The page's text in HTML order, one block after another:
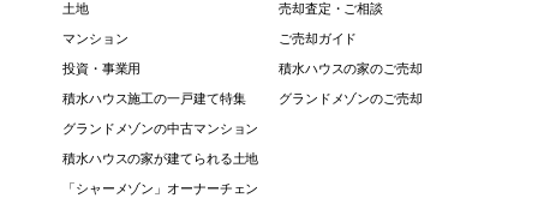
土地
マンション
投資・事業用
積水ハウス施工の一戸建て特集
グランドメゾンの中古マンション
積水ハウスの家が建てられる土地
「シャーメゾン」オーナーチェン
売却査定・ご相談
ご売却ガイド
積水ハウスの家のご売却
グランドメゾンのご売却